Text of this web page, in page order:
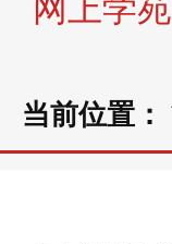
网上学苑
当前位置：